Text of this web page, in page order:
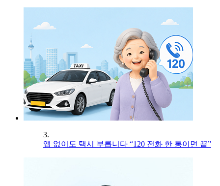
3.
앱 없이도 택시 부릅니다 “120 전화 한 통이면 끝”